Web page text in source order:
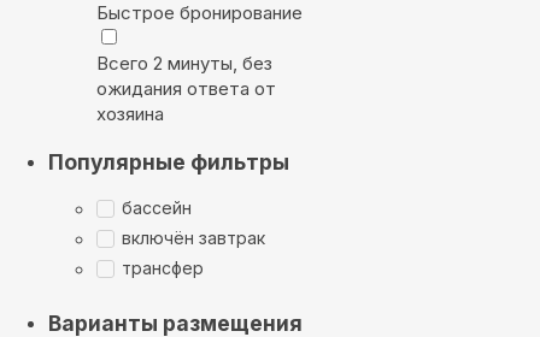
Быстрое бронирование
Всего 2 минуты, без
ожидания ответа от
хозяина
Популярные фильтры
бассейн
включён завтрак
трансфер
Варианты размещения